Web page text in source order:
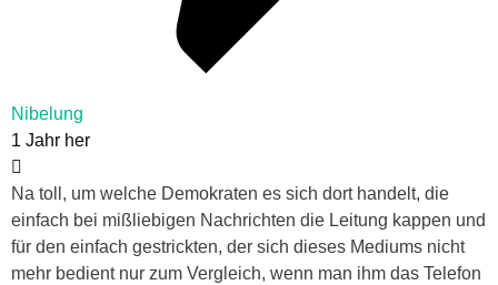
Nibelung
1 Jahr her
Na toll, um welche Demokraten es sich dort handelt, die
einfach bei mißliebigen Nachrichten die Leitung kappen und
für den einfach gestrickten, der sich dieses Mediums nicht
mehr bedient nur zum Vergleich, wenn man ihm das Telefon